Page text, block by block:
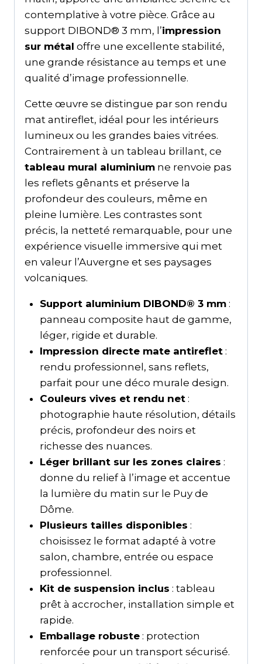
contemplative à votre pièce. Grâce au
support DIBOND® 3 mm, l’impression
sur métal offre une excellente stabilité,
une grande résistance au temps et une
qualité d’image professionnelle.
Cette œuvre se distingue par son rendu
mat antireflet, idéal pour les intérieurs
lumineux ou les grandes baies vitrées.
Contrairement à un tableau brillant, ce
tableau mural aluminium ne renvoie pas
les reflets gênants et préserve la
profondeur des couleurs, même en
pleine lumière. Les contrastes sont
précis, la netteté remarquable, pour une
expérience visuelle immersive qui met
en valeur l’Auvergne et ses paysages
volcaniques.
Support aluminium DIBOND® 3 mm:
panneau composite haut de gamme,
léger, rigide et durable.
Impression directe mate antireflet:
rendu professionnel, sans reflets,
parfait pour une déco murale design.
Couleurs vives et rendu net:
photographie haute résolution, détails
précis, profondeur des noirs et
richesse des nuances.
Léger brillant sur les zones claires :
donne du relief à l’image et accentue
la lumière du matin sur le Puy de
Dôme.
Plusieurs tailles disponibles :
choisissez le format adapté à votre
salon, chambre, entrée ou espace
professionnel.
Kit de suspension inclus : tableau
prêt à accrocher, installation simple et
rapide.
Emballage robuste: protection
renforcée pour un transport sécurisé.